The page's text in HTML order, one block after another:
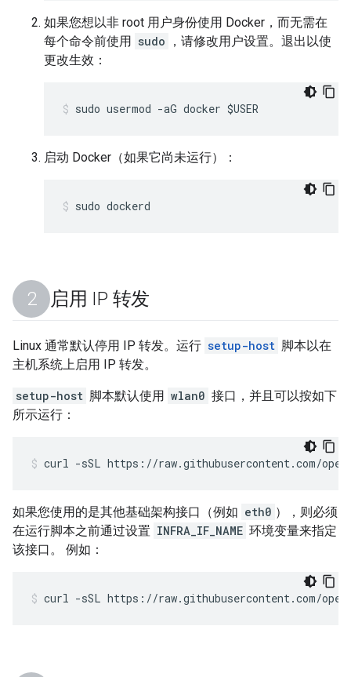
如果您想以非 root 用户身份使用 Docker，而无需在
每个命令前使用 sudo
，请修改用户设置。退出以使
更改生效：
sudo usermod -aG docker $USER
启动 Docker（如果它尚未运行）：
sudo dockerd
启用 IP 转发
Linux 通常默认停用 IP 转发。运行 setup-host 脚本以在
主机系统上启用 IP 转发。
setup-host 脚本默认使用 wlan0 接口，并且可以按如下
所示运行：
curl -sSL https://raw.githubusercontent.com/
如果您使用的是其他基础架构接口（例如 eth0 ），则必须
在运行脚本之前通过设置 INFRA_IF_NAME 环境变量来指定
该接口。 例如：
curl -sSL https://raw.githubusercontent.com/